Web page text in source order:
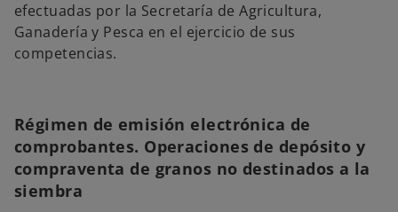
efectuadas por la Secretaría de Agricultura,
Ganadería y Pesca en el ejercicio de sus
competencias.
Régimen de emisión electrónica de
comprobantes. Operaciones de depósito y
compraventa de granos no destinados a la
siembra